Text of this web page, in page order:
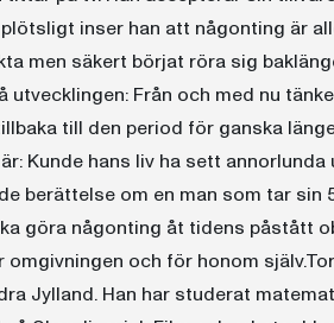
inser han att någonting är
men säkert börjat röra sig
Från och med nu
till den period för ganska
Kunde hans liv ha sett annorlunda
berättelse om en man som tar sin
göra någonting åt tidens påstått
och för honom
Jylland. Han har studerat